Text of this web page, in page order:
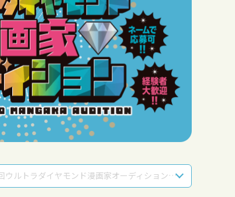
第４回ウルトラダイヤモンド漫画家オーディション結果発表